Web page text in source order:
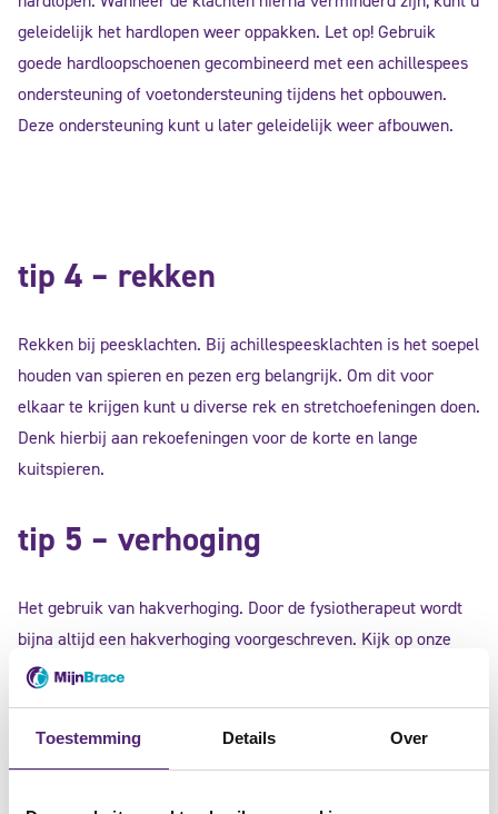
Toestemming Details Over
geleidelijk het hardlopen weer oppakken. Let op! Gebruik
goede hardloopschoenen gecombineerd met een achillespees
ondersteuning of voetondersteuning tijdens het opbouwen.
Deze ondersteuning kunt u later geleidelijk weer afbouwen.
tip 4 – rekken
Rekken bij peesklachten. Bij achillespeesklachten is het soepel
houden van spieren en pezen erg belangrijk. Om dit voor
elkaar te krijgen kunt u diverse rek en stretchoefeningen doen.
Denk hierbij aan rekoefeningen voor de korte en lange
kuitspieren.
tip 5 – verhoging
Het gebruik van hakverhoging. Door de fysiotherapeut wordt
bijna altijd een hakverhoging voorgeschreven. Kijk op onze
website voor een voor u passende oplossing van uw klachten
en kom snel van uw pijnklachten af.
Komt u er met de bovenstaande tips nog niet helemaal uit?